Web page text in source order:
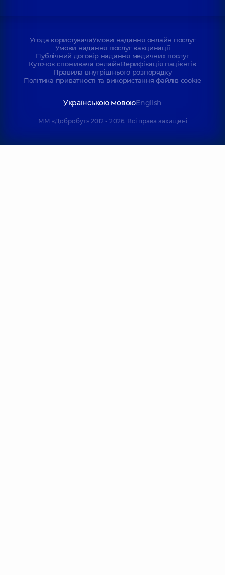
Угода користувачаУмови надання онлайн послуг
Умови надання послуг вакцинації
Публічний договір надання медичних послуг
Куточок споживача онлайнВерифікація пацієнтів
Правила внутрішнього розпорядку
Політика приватності та використання файлів cookie
Українською мовоюEnglish
ММ «Добробут» 2012 - 2026. Всі права захищені